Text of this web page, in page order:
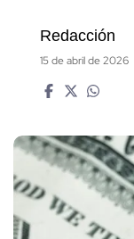
Redacción
15 de abril de 2026